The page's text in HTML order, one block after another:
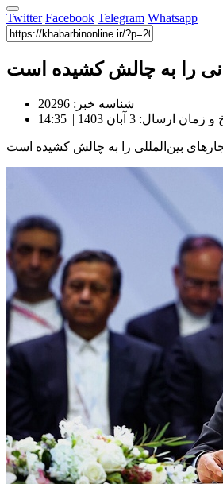
Twitter Facebook Telegram Whatsapp
را به چالش کشیده است
شناسه خبر: 20296
ارسال: 3 آبان 1403 || 14:35
بین‌المللی را به چالش کشیده است